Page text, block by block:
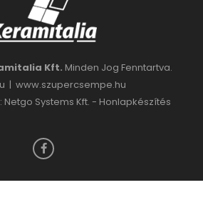
Kft. Minden Jog Fenntartva.
| www.szupercsempe.hu
Systems Kft. - Honlapkészítés